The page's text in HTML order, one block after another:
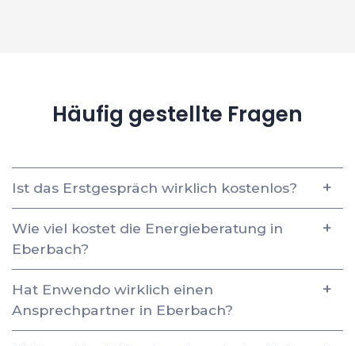
Häufig gestellte Fragen
Ist das Erstgespräch wirklich kostenlos?
Wie viel kostet die Energieberatung in
Eberbach?
Hat Enwendo wirklich einen
Ansprechpartner in Eberbach?